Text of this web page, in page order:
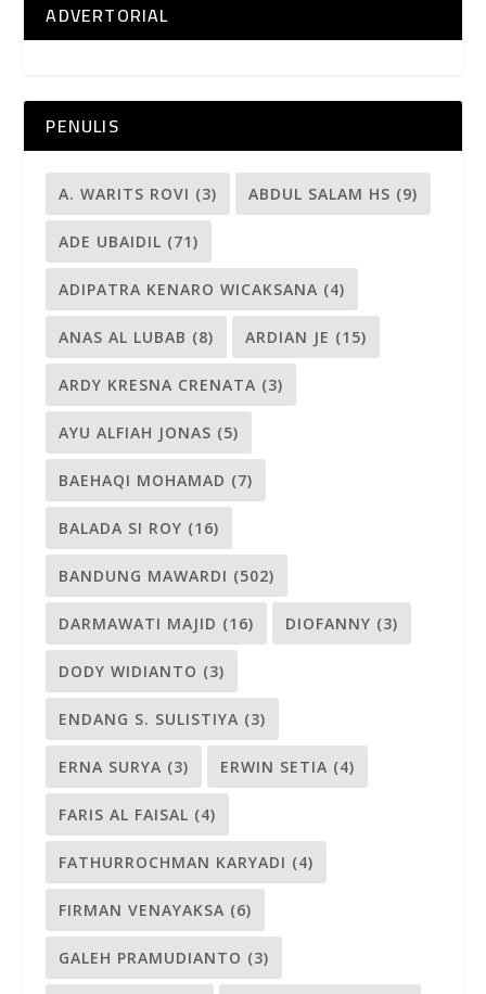
ADVERTORIAL
PENULIS
A. WARITS ROVI (3) ABDUL SALAM HS (9)
ADE UBAIDIL (71)
ADIPATRA KENARO WICAKSANA (4)
ANAS AL LUBAB (8) ARDIAN JE (15)
ARDY KRESNA CRENATA (3)
AYU ALFIAH JONAS (5)
BAEHAQI MOHAMAD (7)
BALADA SI ROY (16)
BANDUNG MAWARDI (502)
DARMAWATI MAJID (16) DIOFANNY (3)
DODY WIDIANTO (3)
ENDANG S. SULISTIYA (3)
ERNA SURYA (3) ERWIN SETIA (4)
FARIS AL FAISAL (4)
FATHURROCHMAN KARYADI (4)
FIRMAN VENAYAKSA (6)
GALEH PRAMUDIANTO (3)